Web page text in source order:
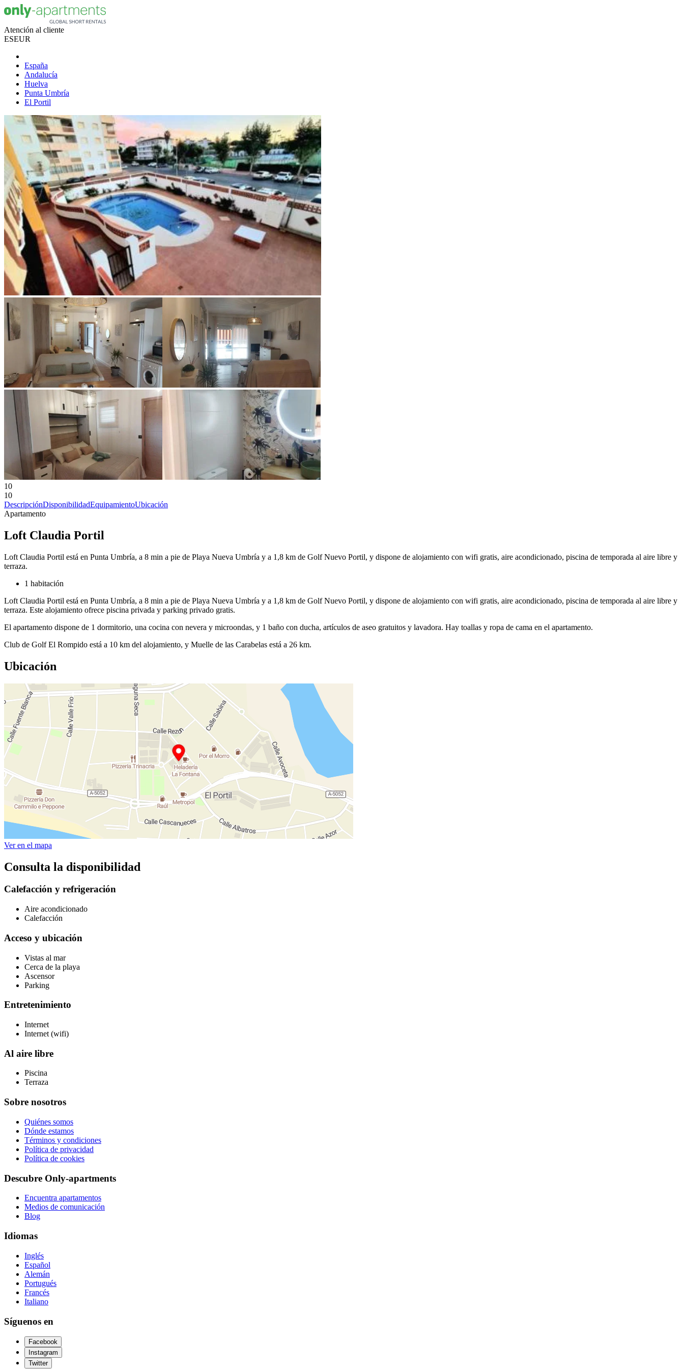
Atención al cliente
ESEUR
España
Andalucía
Huelva
Punta Umbría
El Portil
10
10
DescripciónDisponibilidadEquipamientoUbicación
Apartamento
Loft Claudia Portil
Loft Claudia Portil está en Punta Umbría, a 8 min a pie de Playa Nueva Umbría y a 1,8 km de Golf Nuevo Portil, y dispone de alojamiento con wifi gratis, aire acondicionado, piscina de temporada al aire libre y
terraza.
1 habitación
Loft Claudia Portil está en Punta Umbría, a 8 min a pie de Playa Nueva Umbría y a 1,8 km de Golf Nuevo Portil, y dispone de alojamiento con wifi gratis, aire acondicionado, piscina de temporada al aire libre y
terraza. Este alojamiento ofrece piscina privada y parking privado gratis.
El apartamento dispone de 1 dormitorio, una cocina con nevera y microondas, y 1 baño con ducha, artículos de aseo gratuitos y lavadora. Hay toallas y ropa de cama en el apartamento.
Club de Golf El Rompido está a 10 km del alojamiento, y Muelle de las Carabelas está a 26 km.
Ubicación
Ver en el mapa
Consulta la disponibilidad
Calefacción y refrigeración
Aire acondicionado
Calefacción
Acceso y ubicación
Vistas al mar
Cerca de la playa
Ascensor
Parking
Entretenimiento
Internet
Internet (wifi)
Al aire libre
Piscina
Terraza
Sobre nosotros
Quiénes somos
Dónde estamos
Términos y condiciones
Política de privacidad
Política de cookies
Descubre Only-apartments
Encuentra apartamentos
Medios de comunicación
Blog
Idiomas
Inglés
Español
Alemán
Portugués
Francés
Italiano
Síguenos en
Facebook
Instagram
Twitter